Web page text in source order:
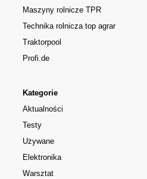
Kategorie
Aktualności
Testy
Używane
Elektronika
Warsztat
Maszyny rolnicze TPR
Technika rolnicza top agrar
Traktorpool
Profi.de